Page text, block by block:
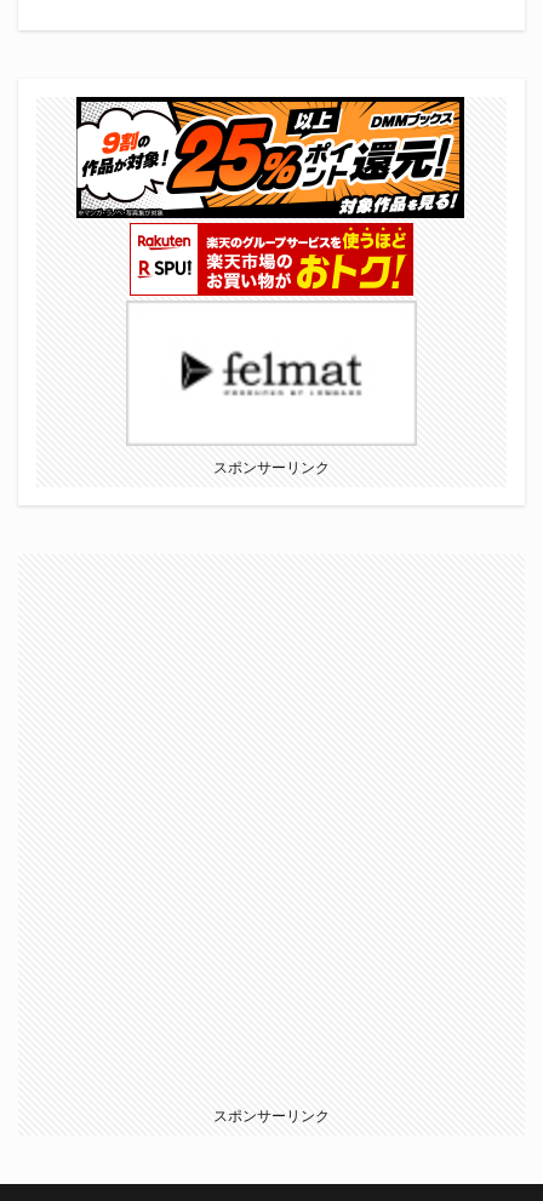
スポンサーリンク
スポンサーリンク